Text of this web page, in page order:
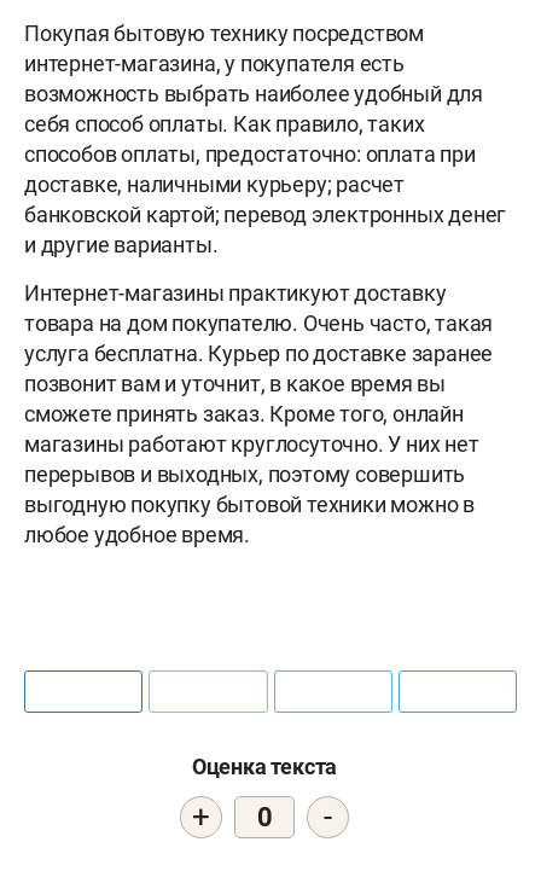
Покупая бытовую технику посредством
интернет-магазина, у покупателя есть
возможность выбрать наиболее удобный для
себя способ оплаты. Как правило, таких
способов оплаты, предостаточно: оплата при
доставке, наличными курьеру; расчет
банковской картой; перевод электронных денег
и другие варианты.
Интернет-магазины практикуют доставку
товара на дом покупателю. Очень часто, такая
услуга бесплатна. Курьер по доставке заранее
позвонит вам и уточнит, в какое время вы
сможете принять заказ. Кроме того, онлайн
магазины работают круглосуточно. У них нет
перерывов и выходных, поэтому совершить
выгодную покупку бытовой техники можно в
любое удобное время.
Оценка текста
+ 0 -